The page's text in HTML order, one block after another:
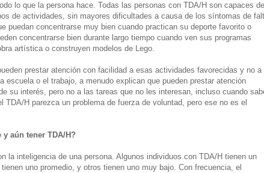
lo que la persona hace. Todas las personas con TDA/H son capaces de
de actividades, sin mayores dificultades a causa de los síntomas de
puedan concentrarse muy bien cuando practican su deporte favorito o
concentrarse bien durante largo tiempo cuando ven sus programas
artística o construyen modelos de Lego.
prestar atención con facilidad a esas actividades favorecidas y no a
escuela o el trabajo, a menudo explican que pueden prestar atención
su interés, pero no a las tareas que no les interesan, incluso cuando
H parezca un problema de fuerza de voluntad, pero ese no es el
aún tener TDA/H?
la inteligencia de una persona. Algunos individuos con TDA/H tienen un
uno promedio, y otros tienen uno muy bajo. Con frecuencia, el